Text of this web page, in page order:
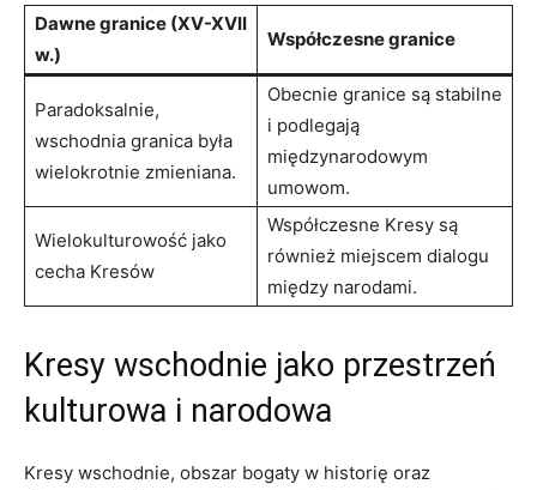
Dawne granice (XV-XVII
w.)
Współczesne granice
Paradoksalnie,
wschodnia granica była
wielokrotnie zmieniana.
Obecnie granice są stabilne
i podlegają
międzynarodowym
umowom.
Wielokulturowość jako
cecha Kresów
Współczesne Kresy są
również miejscem dialogu
między narodami.
Kresy wschodnie jako przestrzeń
kulturowa i narodowa
Kresy wschodnie, obszar bogaty w historię oraz